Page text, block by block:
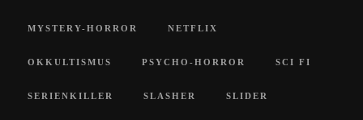
MYSTERY-HORROR NETFLIX
OKKULTISMUS PSYCHO-HORROR SCI FI
SERIENKILLER SLASHER SLIDER